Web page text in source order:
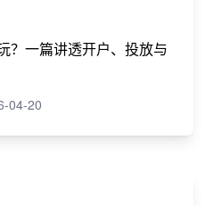
？一篇讲透开户、投放与
04-20